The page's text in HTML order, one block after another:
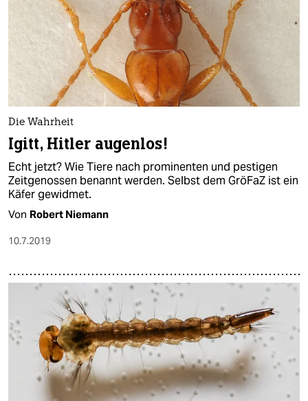
Die Wahrheit
Igitt, Hitler augenlos!
Echt jetzt? Wie Tiere nach prominenten und pestigen
Zeitgenossen benannt werden. Selbst dem GröFaZ ist ein
Käfer gewidmet.
Von Robert Niemann
10.7.2019